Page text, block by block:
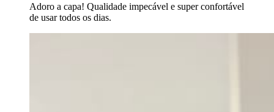
Adoro a capa! Qualidade impecável e super confortável
de usar todos os dias.